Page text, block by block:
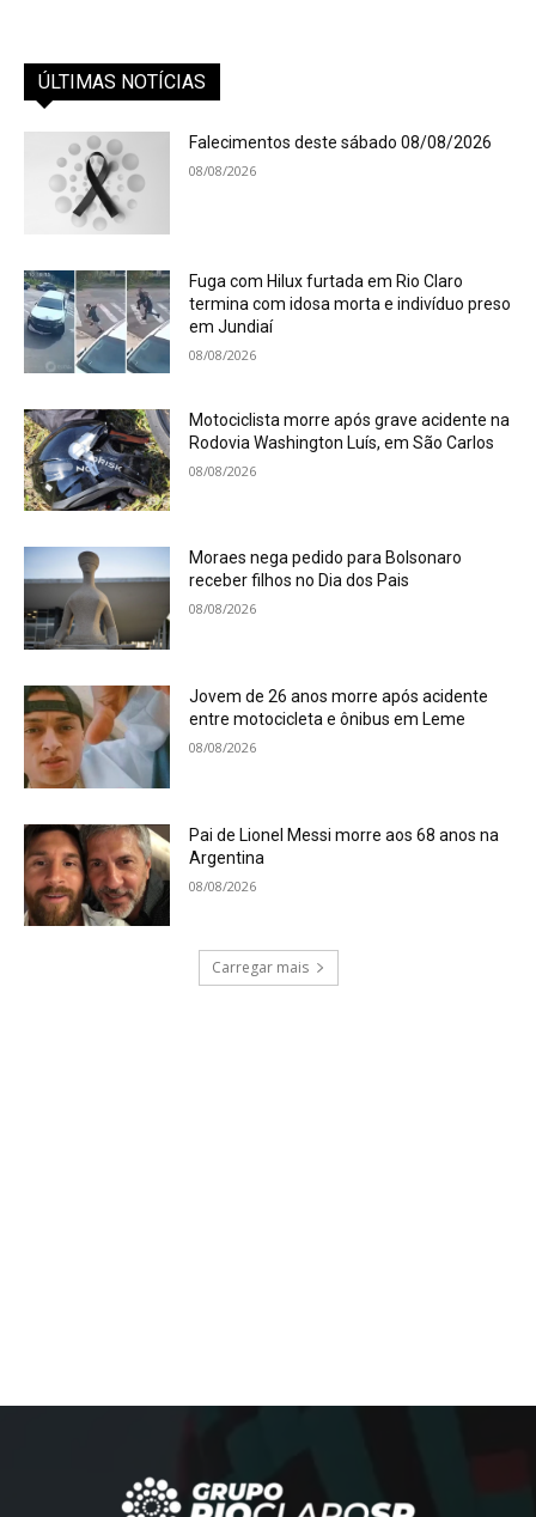
ÚLTIMAS NOTÍCIAS
Falecimentos deste sábado 08/08/2026
08/08/2026
Fuga com Hilux furtada em Rio Claro
termina com idosa morta e indivíduo preso
em Jundiaí
08/08/2026
Motociclista morre após grave acidente na
Rodovia Washington Luís, em São Carlos
08/08/2026
Moraes nega pedido para Bolsonaro
receber filhos no Dia dos Pais
08/08/2026
Jovem de 26 anos morre após acidente
entre motocicleta e ônibus em Leme
08/08/2026
Pai de Lionel Messi morre aos 68 anos na
Argentina
08/08/2026
Carregar mais